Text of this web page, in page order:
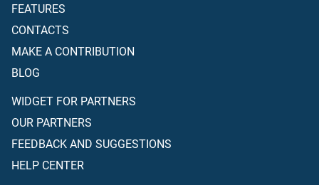
FEATURES
CONTACTS
MAKE A CONTRIBUTION
BLOG
WIDGET FOR PARTNERS
OUR PARTNERS
FEEDBACK AND SUGGESTIONS
HELP CENTER